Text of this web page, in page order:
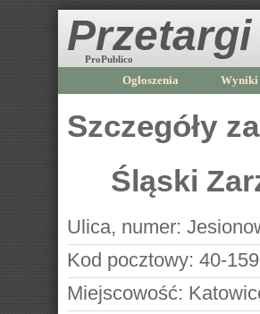
Przetargi
ProPublico
Ogłoszenia Wyniki
Szczegóły
Śląski
Ulica, numer:
Kod pocztowy: 40-159
Miejscowość: